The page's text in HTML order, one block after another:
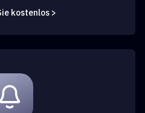
kostenlos >